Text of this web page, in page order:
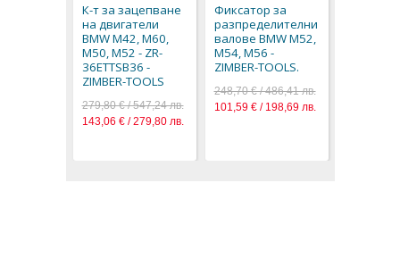
К-т за зацепване
на двигатели
BMW M42, M60,
M50, M52 - ZR-
36ETTSB36 -
ZIMBER-TOOLS
279,80 € / 547,24 лв.
143,06 € / 279,80 лв.
Фиксатор за
разпределителни
валове BMW M52,
M54, M56 -
ZIMBER-TOOLS.
248,70 € / 486,41 лв.
101,59 € / 198,69 лв.